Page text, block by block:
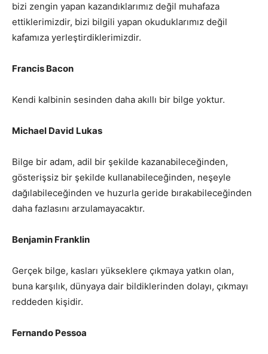
bizi zengin yapan kazandıklarımız değil muhafaza
ettiklerimizdir, bizi bilgili yapan okuduklarımız değil
kafamıza yerleştirdiklerimizdir.
Francis Bacon
Kendi kalbinin sesinden daha akıllı bir bilge yoktur.
Michael David Lukas
Bilge bir adam, adil bir şekilde kazanabileceğinden,
gösterişsiz bir şekilde kullanabileceğinden, neşeyle
dağılabileceğinden ve huzurla geride bırakabileceğinden
daha fazlasını arzulamayacaktır.
Benjamin Franklin
Gerçek bilge, kasları yükseklere çıkmaya yatkın olan,
buna karşılık, dünyaya dair bildiklerinden dolayı, çıkmayı
reddeden kişidir.
Fernando Pessoa